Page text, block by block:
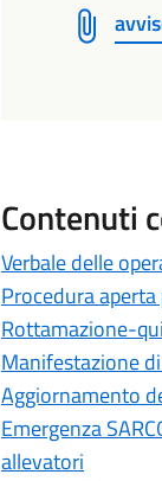
Contenuti
Verbale delle
Procedura
Rottamazione-
Manifestazione
Aggiornamento
Emergenza
allevatori